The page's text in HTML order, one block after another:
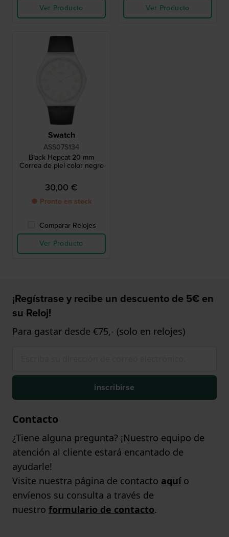
Ver Producto
Ver Producto
Swatch
ASS07S134
Black Hepcat 20 mm
Correa de piel color negro
30,00 €
● Pronto en stock
Comparar Relojes
Ver Producto
¡Regístrase y recibe un descuento de 5€ en
su Reloj!
Para gastar desde €75,- (solo en relojes)
inscribirse
Contacto
¿Tiene alguna pregunta? ¡Nuestro equipo de
atención al cliente estará encantado de
ayudarle!
Visite nuestra página de contacto aquío
envíenos su consulta a través de
nuestro formulario de contacto.